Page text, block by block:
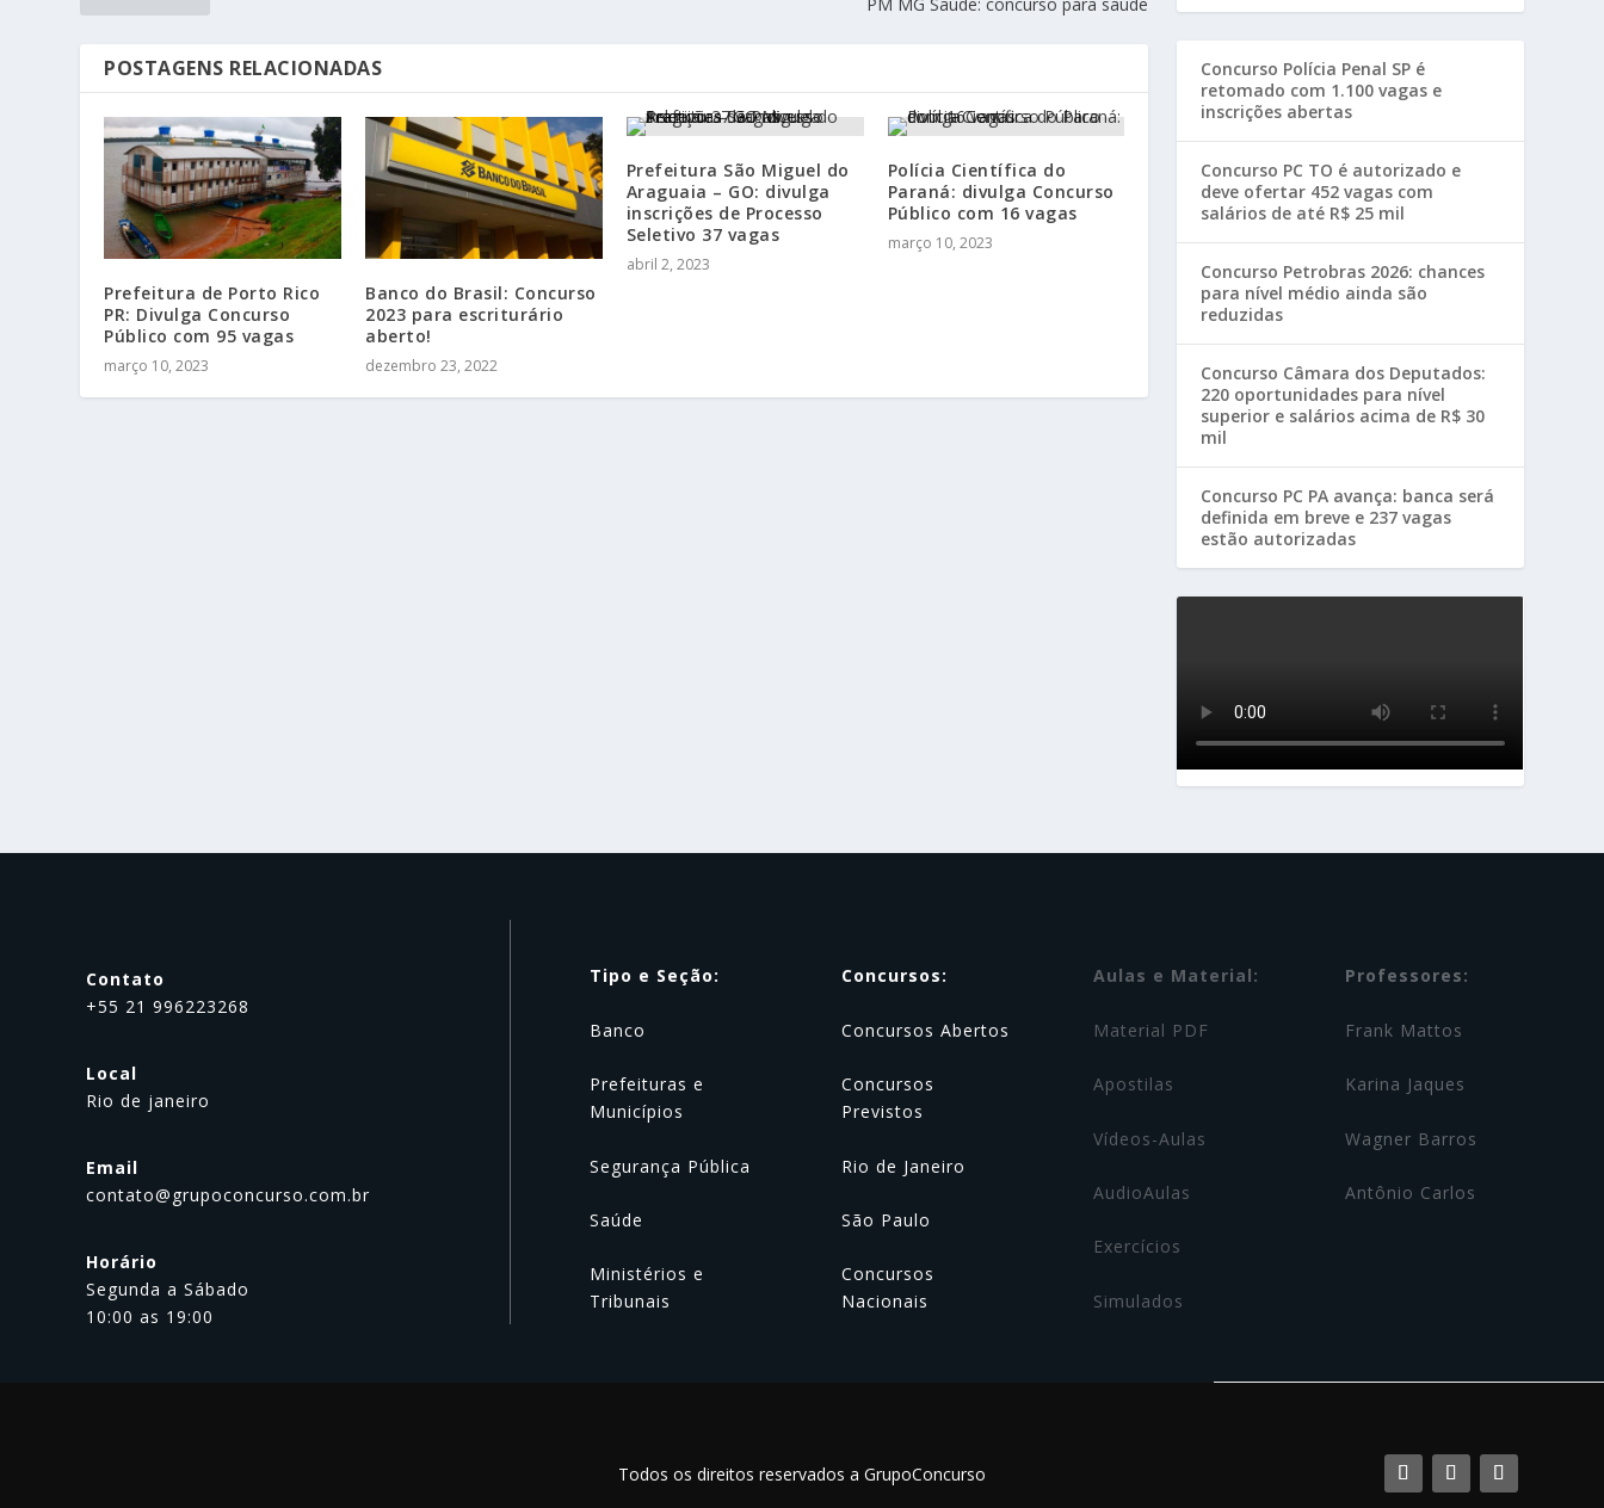
POSTAGENS RELACIONADAS
Prefeitura de Porto Rico
PR: Divulga Concurso
Público com 95 vagas
março 10, 2023
Banco do Brasil: Concurso
2023 para escriturário
aberto!
dezembro 23, 2022
Prefeitura São Miguel do
Araguaia – GO: divulga
inscrições de Processo
Seletivo 37 vagas
abril 2, 2023
Polícia Científica do
Paraná: divulga Concurso
Público com 16 vagas
março 10, 2023
Concurso Polícia Penal SP é
retomado com 1.100 vagas e
inscrições abertas
Concurso PC TO é autorizado e
deve ofertar 452 vagas com
salários de até R$ 25 mil
Concurso Petrobras 2026: chances
para nível médio ainda são
reduzidas
Concurso Câmara dos Deputados:
220 oportunidades para nível
superior e salários acima de R$ 30
mil
Concurso PC PA avança: banca será
definida em breve e 237 vagas
estão autorizadas
Contato
+55 21 996223268
Local
Rio de janeiro
Email
contato@grupoconcurso.com.br
Horário
Segunda a Sábado
10:00 as 19:00
Tipo e Seção:
Banco
Prefeituras e
Municípios
Segurança Pública
Saúde
Ministérios e
Tribunais
Concursos:
Concursos Abertos
Concursos
Previstos
Rio de Janeiro
São Paulo
Concursos
Nacionais
Aulas e Material:
Material PDF
Apostilas
Vídeos-Aulas
AudioAulas
Exercícios
Simulados
Professores:
Frank Mattos
Karina Jaques
Wagner Barros
Antônio Carlos
Todos os direitos reservados a GrupoConcurso